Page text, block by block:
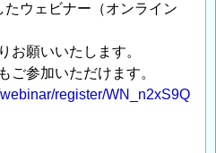
ウェビナー（オンライン
願いいたします。
ご参加いただけます。
register/WN_n2xS9Q